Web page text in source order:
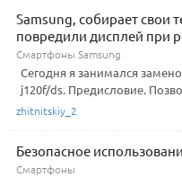
Samsung, собирает свои
повредили дисплей при
Смартфоны Samsung
Сегодня я занимался
j120f/ds. Предисловие.
zhitnitskiy_2
Безопасное
Смартфоны